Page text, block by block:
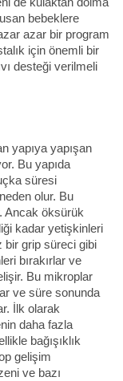
bebeklere
azar bir program
için önemli bir
desteği verilmeli
yapıya yapışan
Bu yapıda
süresi
olur. Bu
Ancak öksürük
kadar yetişkinleri
bir grip süreci gibi
bırakırlar ve
Bu mikroplar
ve süre sonunda
İlk olarak
daha fazla
bağışıklık
gelişim
ve bazı